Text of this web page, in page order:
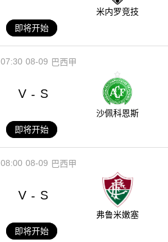
米内罗竞技
即将开始
08-09
07:30 巴西甲
V - S
沙佩科恩斯
即将开始
08-09
08:00 巴西甲
V - S
弗鲁米嫩塞
即将开始